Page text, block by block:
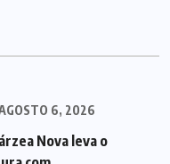
6, 2026
Nova leva o